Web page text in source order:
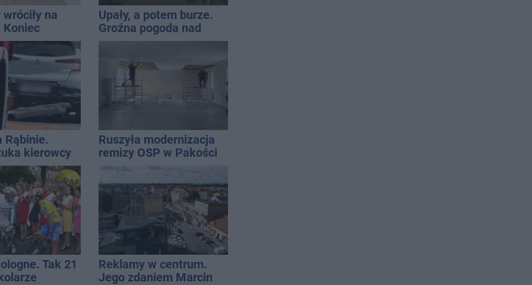
na
Koniec
Upały, a potem burze.
Groźna pogoda nad
naszym regionem
Rąbinie.
kierowcy
Ruszyła modernizacja
remizy OSP w Pakości
Tak 21
Reklamy w centrum.
Jego zdaniem Marcin